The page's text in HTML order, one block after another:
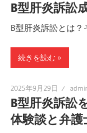
B型肝炎訴訟
B型肝炎訴訟とは
続きを読む
2025年9月29日
B型肝炎訴訟
体験談と弁